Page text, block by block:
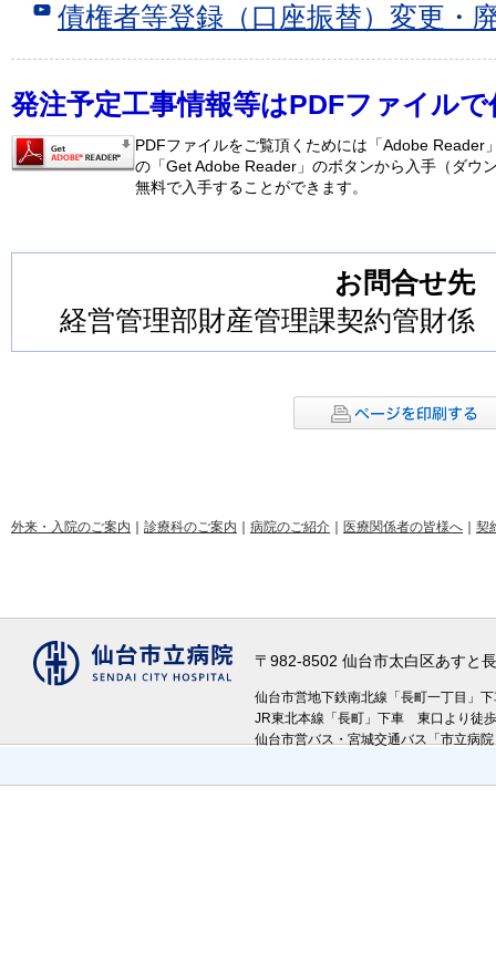
債権者等登録（口座振替）変更・
発注予定工事情報等はPDFファイル
PDFファイルをご覧頂くためには「Adobe Reader
の「Get Adobe Reader」のボタンから入手（ダウ
無料で入手することができます。
お問合せ先
経営管理部財産管理課契約管財
外来・入院のご案内 診療科のご案内 病院のご紹介 医療関係者の皆様へ 契
〒982-8502 仙台市太白区あす
仙台市営地下鉄南北線「長町一丁目
JR東北本線「長町」下車 東口より徒
仙台市営バス・宮城交通バス「市立病